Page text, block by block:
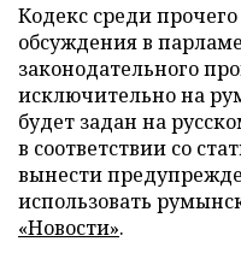
Кодекс среди
обсуждения в
законодательного
исключительно на
будет задан на
в соответствии со
вынести
использовать
«Новости».